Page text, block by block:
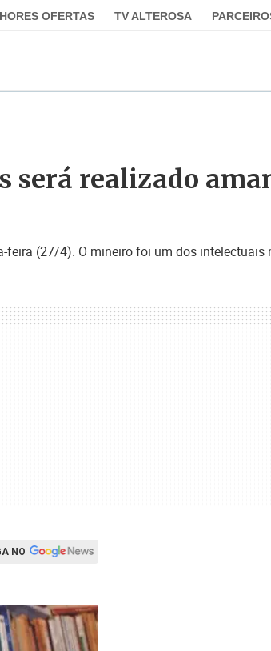
OFERTAS TV ALTEROSA
será realizado
feira (27/4). O mineiro foi um dos
NO